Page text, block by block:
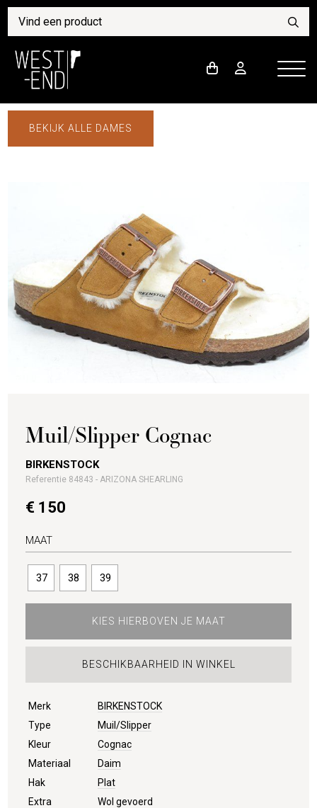
BEKIJK ALLE DAMES
Muil/Slipper Cognac
BIRKENSTOCK
Referentie 84843 - ARIZONA SHEARLING
€ 150
MAAT
37 38 39
KIES HIERBOVEN JE MAAT
BESCHIKBAARHEID IN WINKEL
Merk
BIRKENSTOCK
Type
Muil/Slipper
Kleur
Cognac
Materiaal
Daim
Hak
Plat
Extra
Wol gevoerd